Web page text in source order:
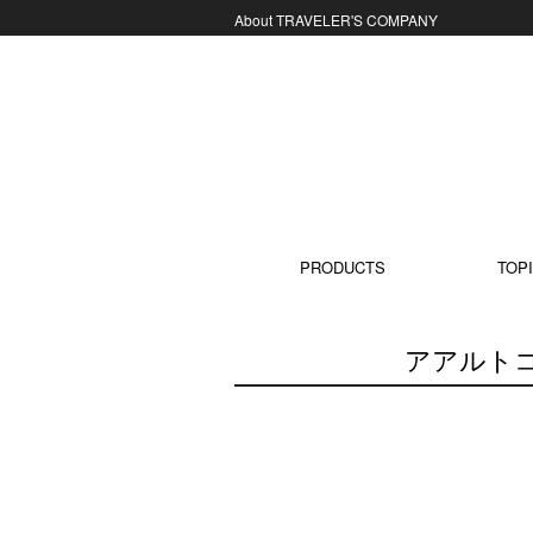
About TRAVELER'S COMPANY
PRODUCTS
アアルト